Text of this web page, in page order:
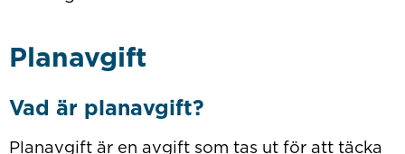
Planavgift
Vad är planavgift?
Planavgift är en avgift som tas ut för att täcka